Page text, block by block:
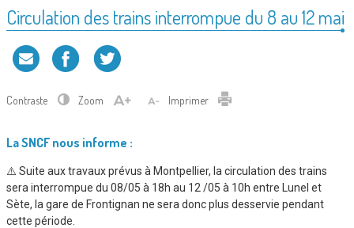
Circulation des trains interrompue du 8 au 12 mai
Contraste Zoom Imprimer
La SNCF nous informe :
⚠️ Suite aux travaux prévus à Montpellier, la circulation des trains
sera interrompue du 08/05 à 18h au 12 /05 à 10h entre Lunel et
Sète, la gare de Frontignan ne sera donc plus desservie pendant
cette période.